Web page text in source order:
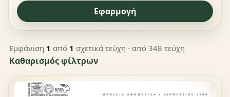
Εφαρμογή
Εμφάνιση 1 από 1 σχετικά τεύχη · από 348 τεύχη
Καθαρισμός φίλτρων